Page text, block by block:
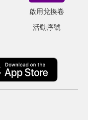
啟用兌換卷
活動序號